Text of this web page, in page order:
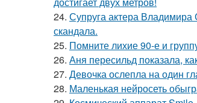
24. Супруга актера Владимира
скандала.
25. Помните лихие 90-е и
26. Аня пересильд показала,
27. Девочка ослепла на один
28. Маленькая нейросеть